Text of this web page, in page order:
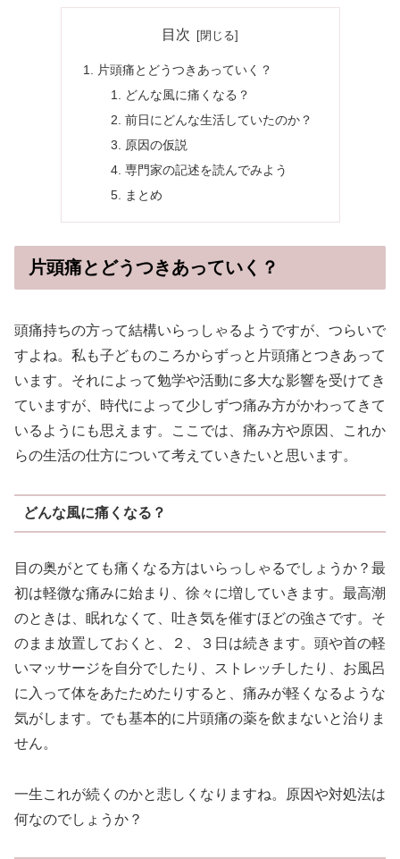
目次
片頭痛とどうつきあっていく？
どんな風に痛くなる？
前日にどんな生活していたのか？
原因の仮説
専門家の記述を読んでみよう
まとめ
片頭痛とどうつきあっていく？
頭痛持ちの方って結構いらっしゃるようですが、つらいで
すよね。私も子どものころからずっと片頭痛とつきあって
います。それによって勉学や活動に多大な影響を受けてき
ていますが、時代によって少しずつ痛み方がかわってきて
いるようにも思えます。ここでは、痛み方や原因、これか
らの生活の仕方について考えていきたいと思います。
どんな風に痛くなる？
目の奥がとても痛くなる方はいらっしゃるでしょうか？最
初は軽微な痛みに始まり、徐々に増していきます。最高潮
のときは、眠れなくて、吐き気を催すほどの強さです。そ
のまま放置しておくと、２、３日は続きます。頭や首の軽
いマッサージを自分でしたり、ストレッチしたり、お風呂
に入って体をあたためたりすると、痛みが軽くなるような
気がします。でも基本的に片頭痛の薬を飲まないと治りま
せん。
一生これが続くのかと悲しくなりますね。原因や対処法は
何なのでしょうか？